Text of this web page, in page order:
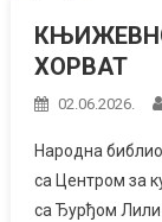
ХОРВАТ
02.06.2026.
Народна
са Центром за
са Ђурђом Лили